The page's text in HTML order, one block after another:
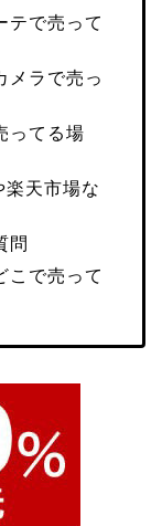
テで売って
メラで売っ
ってる場
天市場な
問
こで売って